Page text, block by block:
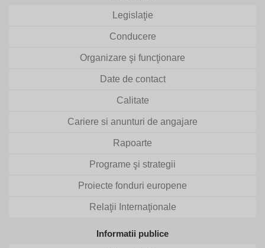
Legislaţie
Conducere
Organizare şi funcţionare
Date de contact
Calitate
Cariere si anunturi de angajare
Rapoarte
Programe şi strategii
Proiecte fonduri europene
Relaţii Internaţionale
Informatii publice